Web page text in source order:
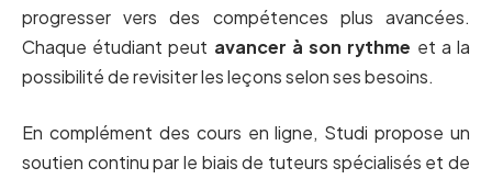
progresser vers des compétences plus avancées.
Chaque étudiant peut avancer à son rythme et a la
possibilité de revisiter les leçons selon ses besoins.
En complément des cours en ligne, Studi propose un
soutien continu par le biais de tuteurs spécialisés et de